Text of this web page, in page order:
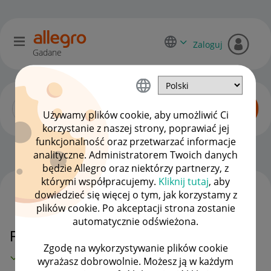
Używamy plików cookie, aby umożliwić Ci
korzystanie z naszej strony, poprawiać jej
funkcjonalność oraz przetwarzać informacje
analityczne. Administratorem Twoich danych
będzie Allegro oraz niektórzy partnerzy, z
którymi współpracujemy. Kliknij tutaj, aby
dowiedzieć się więcej o tym, jak korzystamy z
plików cookie. Po akceptacji strona zostanie
automatycznie odświeżona.
Zgodę na wykorzystywanie plików cookie
wyrażasz dobrowolnie. Możesz ją w każdym
Gadane
Zaloguj
Allegro One dla kupujących OPCJE
Pomylone przesyłki
MAMY ROZWIĄZANIE!
WSZYSTKIE TEMATY